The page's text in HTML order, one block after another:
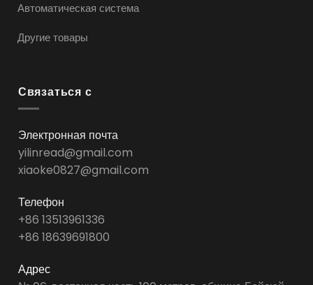
Автоматическая система
Другие товары
Связаться с
Электронная почта
yilinread@gmail.com
xiaoke0827@gmail.com
Телефон
+86 13513961336
+86 18639691800
Адрес